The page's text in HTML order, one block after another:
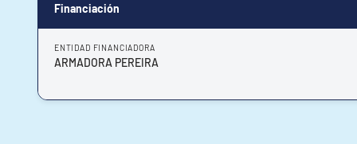
Financiación
ENTIDAD FINANCIADORA
ARMADORA PEREIRA